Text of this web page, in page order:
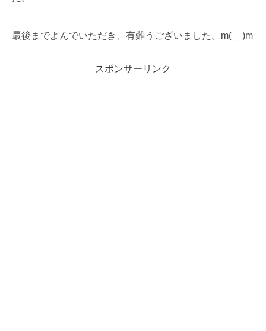
最後までよんでいただき、有難うございました。m(__)m
スポンサーリンク